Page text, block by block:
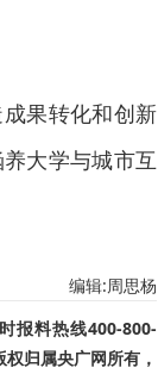
果转化和创新
大学与城市互
编辑:周思杨
报料热线400-800-
归属央广网所有，